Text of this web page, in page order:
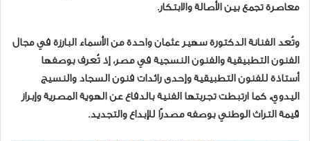
معاصرة تجمع بين الأصالة والابتكار.
وتُعد الفنانة الدكتورة سهير عثمان واحدة من الأسماء البارزة في مجال
الفنون التطبيقية والفنون النسجية في مصر، إذ تُعرف بوصفها
أستاذة للفنون التطبيقية وإحدى رائدات فنون السجاد والنسيج
اليدوي، كما ارتبطت تجربتها الفنية بالدفاع عن الهوية المصرية وإبراز
قيمة التراث الوطني بوصفه مصدرًا للإبداع والتجديد.